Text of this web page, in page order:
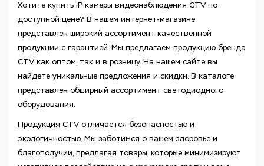
Хотите купить iP камеры видеонаблюдения CTV по
доступной цене? В нашем интернет-магазине
представлен широкий ассортимент качественной
продукции с гарантией. Мы предлагаем продукцию бренда
CTV как оптом, так и в розницу. На нашем сайте вы
найдете уникальные предложения и скидки. В каталоге
представлен обширный ассортимент светодиодного
оборудования.
Продукция CTV отличается безопасностью и
экологичностью. Мы заботимся о вашем здоровье и
благополучии, предлагая товары, которые минимизируют